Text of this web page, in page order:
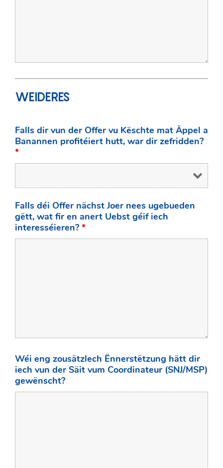
WEIDERES
Falls dir vun der Offer vu Këschte mat Äppel a
Banannen profitéiert hutt, war dir zefridden?
*
Falls déi Offer nächst Joer nees ugebueden
gëtt, wat fir en anert Uebst géif iech
interesséieren? *
Wéi eng zousätzlech Ënnerstëtzung hätt dir
iech vun der Säit vum Coordinateur (SNJ/MSP)
gewënscht?